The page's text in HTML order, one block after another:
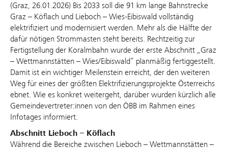
(Graz, 26.01.2026) Bis 2033 soll die 91 km lange Bahnstrecke
Graz – Köflach und Lieboch – Wies-Eibiswald vollständig
elektrifiziert und modernisiert werden. Mehr als die Hälfte der
dafür nötigen Strommasten steht bereits. Rechtzeitig zur
Fertigstellung der Koralmbahn wurde der erste Abschnitt „Graz
– Wettmannstätten – Wies/Eibiswald“ planmäßig fertiggestellt.
Damit ist ein wichtiger Meilenstein erreicht, der den weiteren
Weg für eines der größten Elektrifizierungsprojekte Österreichs
ebnet. Wie es konkret weitergeht, darüber wurden kürzlich alle
Gemeindevertreter:innen von den ÖBB im Rahmen eines
Infotages informiert.
Abschnitt Lieboch – Köflach
Während die Bereiche zwischen Lieboch – Wettmannstätten –